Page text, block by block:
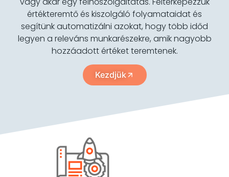
értékteremtő és kiszolgáló folyamataidat és
segítünk automatizálni azokat, hogy több időd
legyen a releváns munkarészekre, amik nagyobb
hozzáadott értéket teremtenek.
Kezdjük